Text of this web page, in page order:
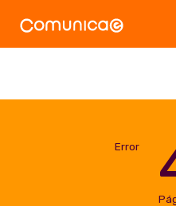
Error